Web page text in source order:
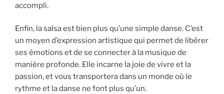
accompli.
Enfin, la salsa est bien plus qu’une simple danse. C’est
un moyen d’expression artistique qui permet de libérer
ses émotions et de se connecter à la musique de
manière profonde. Elle incarne la joie de vivre et la
passion, et vous transportera dans un monde où le
rythme et la danse ne font plus qu’un.